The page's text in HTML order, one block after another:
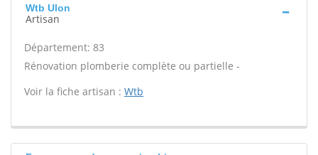
Wtb Ulon
Artisan
Département: 83
Rénovation plomberie complète ou partielle -
Voir la fiche artisan : Wtb